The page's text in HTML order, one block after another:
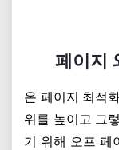
페이지
온 페이지 최적
위를 높이고 그
기 위해 오프 페